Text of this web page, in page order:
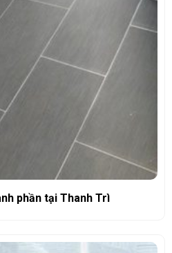
phần tại Thanh Trì